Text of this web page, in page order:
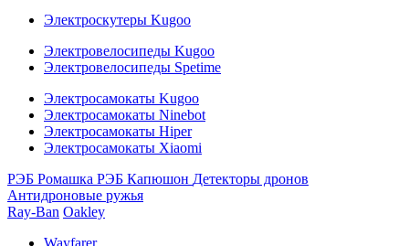
Электроскутеры Kugoo
Электровелосипеды Kugoo
Электровелосипеды Spetime
Электросамокаты Kugoo
Электросамокаты Ninebot
Электросамокаты Hiper
Электросамокаты Xiaomi
РЭБ Ромашка РЭБ Капюшон Детекторы дронов
Антидроновые ружья
Ray-Ban Oakley
Wayfarer